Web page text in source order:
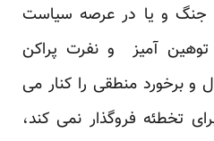
جنگ و یا در عرصه سیاست
توهین آمیز و نفرت پراکن
و برخورد منطقی را کنار می
تخطئه فروگذار نمی کند،